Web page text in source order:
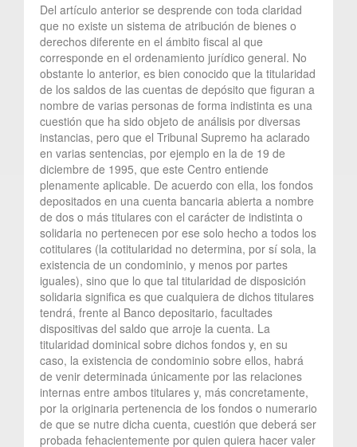
Del artículo anterior se desprende con toda claridad
que no existe un sistema de atribución de bienes o
derechos diferente en el ámbito fiscal al que
corresponde en el ordenamiento jurídico general. No
obstante lo anterior, es bien conocido que la titularidad
de los saldos de las cuentas de depósito que figuran a
nombre de varias personas de forma indistinta es una
cuestión que ha sido objeto de análisis por diversas
instancias, pero que el Tribunal Supremo ha aclarado
en varias sentencias, por ejemplo en la de 19 de
diciembre de 1995, que este Centro entiende
plenamente aplicable. De acuerdo con ella, los fondos
depositados en una cuenta bancaria abierta a nombre
de dos o más titulares con el carácter de indistinta o
solidaria no pertenecen por ese solo hecho a todos los
cotitulares (la cotitularidad no determina, por sí sola, la
existencia de un condominio, y menos por partes
iguales), sino que lo que tal titularidad de disposición
solidaria significa es que cualquiera de dichos titulares
tendrá, frente al Banco depositario, facultades
dispositivas del saldo que arroje la cuenta. La
titularidad dominical sobre dichos fondos y, en su
caso, la existencia de condominio sobre ellos, habrá
de venir determinada únicamente por las relaciones
internas entre ambos titulares y, más concretamente,
por la originaria pertenencia de los fondos o numerario
de que se nutre dicha cuenta, cuestión que deberá ser
probada fehacientemente por quien quiera hacer valer